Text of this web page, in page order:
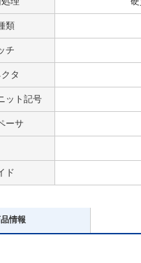
類
チ
タ
ット記号
ーサ
ド
情報